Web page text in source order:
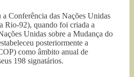
Conferência das Nações Unidas
Rio-92), quando foi criada a
Unidas sobre a Mudança do
posteriormente a
como âmbito anual de
198 signatários.